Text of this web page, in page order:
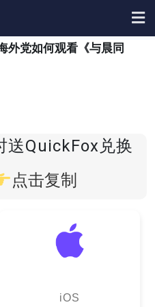
外党如何观看《与晨同
送QuickFox兑换
点击复制
iOS